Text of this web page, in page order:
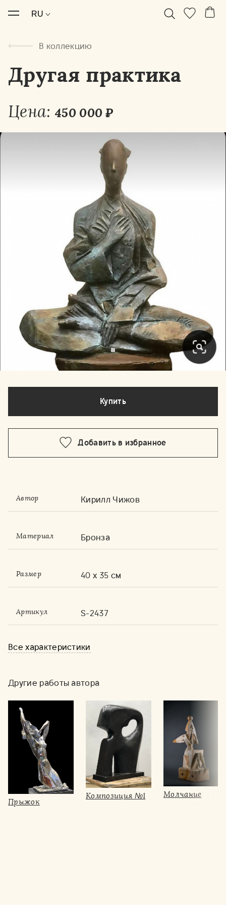
В коллекцию
Другая практика
Цена: 450 000
Купить
Добавить в избранное
Автор Кирилл Чижов
Материал Бронза
Размер 40 x 35 см
Артикул S-2437
Все характеристики
Другие работы автора
Прыжок
Композиция №1 Молчание